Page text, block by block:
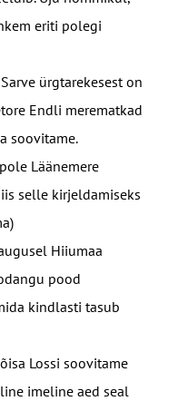
eriti polegi
ürgtarekesest on
Endli merematkad
soovitame.
Läänemere
selle kirjeldamiseks
Hiiumaa
pood
kindlasti tasub
Lossi soovitame
imeline aed seal